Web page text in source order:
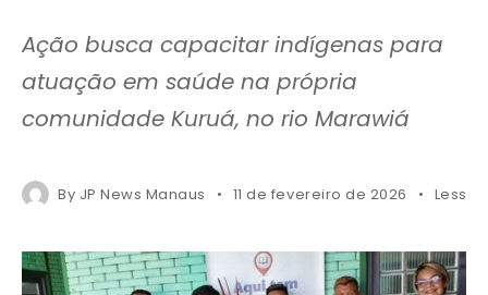
Ação busca capacitar indígenas para
atuação em saúde na própria
comunidade Kuruá, no rio Marawiá
By JP News Manaus 11 de fevereiro de 2026 Less 1